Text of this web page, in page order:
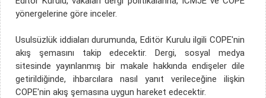
yönergelerine göre inceler.
Usulsüzlük iddiaları durumunda, Editör Kurulu ilgili COPE'nin
akış şemasını takip edecektir. Dergi, sosyal medya
sitesinde yayınlanmış bir makale hakkında endişeler dile
getirildiğinde, ihbarcılara nasıl yanıt verileceğine ilişkin
COPE'nin akış şemasına uygun hareket edecektir.